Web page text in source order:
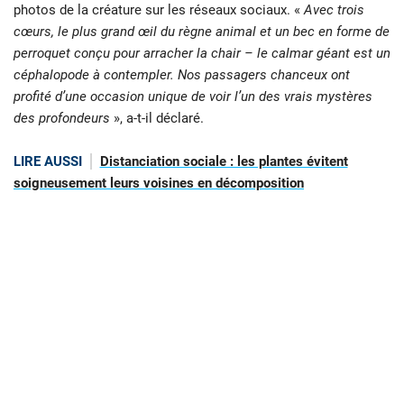
photos de la créature sur les réseaux sociaux. «Avec trois
cœurs, le plus grand œil du règne animal et un bec en forme de
perroquet conçu pour arracher la chair – le calmar géant est un
céphalopode à contempler. Nos passagers chanceux ont
profité d’une occasion unique de voir l’un des vrais mystères
des profondeurs », a-t-il déclaré.
LIRE AUSSI
Distanciation sociale : les plantes évitent
soigneusement leurs voisines en décomposition